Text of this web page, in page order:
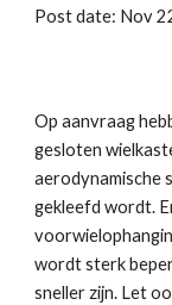
Post date: Nov
Op aanvraag
gesloten
aerodynamische
gekleefd wordt.
wordt sterk
sneller zijn. Let